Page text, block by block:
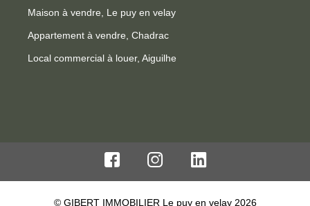
Maison à vendre, Le puy en velay
Appartement à vendre, Chadrac
Local commercial à louer, Aiguilhe
© GIBERT IMMOBILIER Le puy en velay 2026